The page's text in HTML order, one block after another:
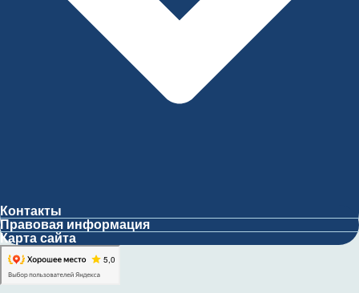
Контакты
Правовая информация
Карта сайта